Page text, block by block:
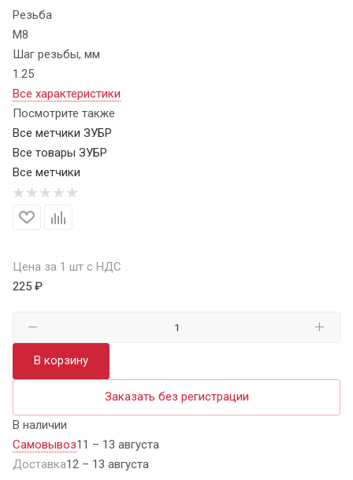
Резьба
М8
Шаг резьбы, мм
1.25
Все характеристики
Посмотрите также
Все метчики ЗУБР
Все товары ЗУБР
Все метчики
Цена за 1 шт с НДС
225 ₽
В корзину
Заказать без регистрации
В наличии
Самовывоз11 – 13 августа
Доставка12 – 13 августа